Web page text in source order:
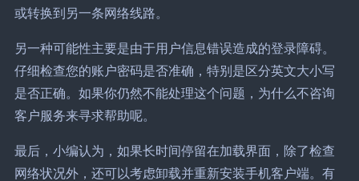
或转换到另一条网络线路。
另一种可能性主要是由于用户信息错误造成的登录障碍。
仔细检查您的账户密码是否准确，特别是区分英文大小写
是否正确。如果你仍然不能处理这个问题，为什么不咨询
客户服务来寻求帮助呢。
最后，小编认为，如果长时间停留在加载界面，除了检查
网络状况外，还可以考虑卸载并重新安装手机客户端。有